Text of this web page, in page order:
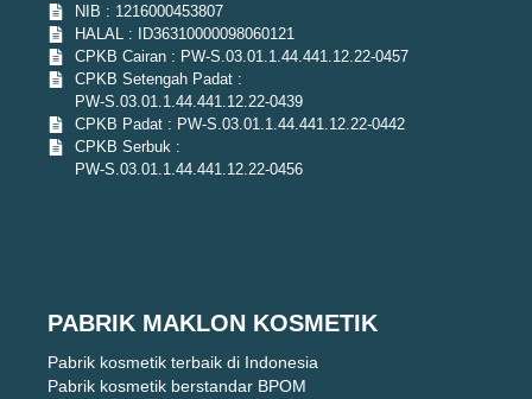
NIB : 1216000453807
HALAL : ID36310000098060121
CPKB Cairan : PW-S.03.01.1.44.441.12.22-0457
CPKB Setengah Padat :
PW-S.03.01.1.44.441.12.22-0439
CPKB Padat : PW-S.03.01.1.44.441.12.22-0442
CPKB Serbuk :
PW-S.03.01.1.44.441.12.22-0456
PABRIK MAKLON KOSMETIK
Pabrik kosmetik terbaik di Indonesia
Pabrik kosmetik berstandar BPOM